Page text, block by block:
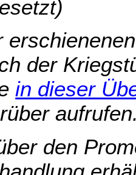
der
in dieser
den